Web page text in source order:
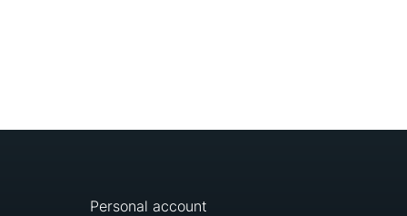
Personal account